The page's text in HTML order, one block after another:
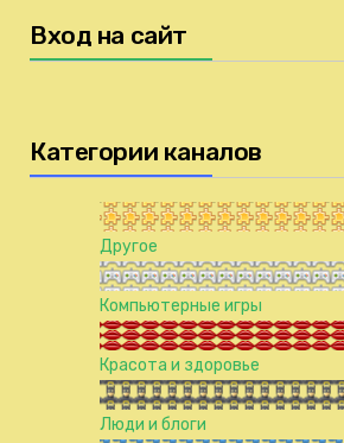
Вход на сайт
Категории каналов
Другое
Компьютерные игры
Красота и здоровье
Люди и блоги